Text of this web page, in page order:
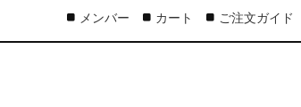
メンバー カート ご注文ガイド